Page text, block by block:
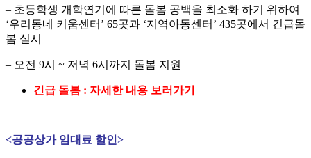
– 초등학생 개학연기에 따른 돌봄 공백을 최소화 하기 위하여
‘우리동네 키움센터’ 65곳과 ‘지역아동센터’ 435곳에서 긴급돌
봄 실시
– 오전 9시 ~ 저녁 6시까지 돌봄 지원
긴급 돌봄 : 자세한 내용 보러가기
<공공상가 임대료 할인>